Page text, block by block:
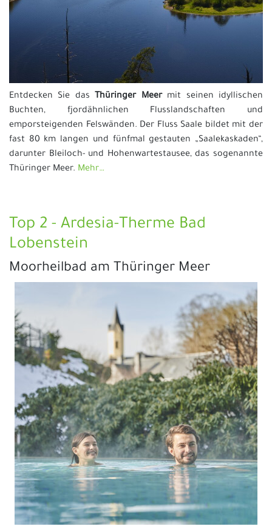
Entdecken Sie das Thüringer Meermit seinen idyllischen
Buchten, fjordähnlichen Flusslandschaften und
emporsteigenden Felswänden. Der Fluss Saale bildet mit der
fast 80 km langen und fünfmal gestauten „Saalekaskaden“,
darunter Bleiloch- und Hohenwartestausee, das sogenannte
Thüringer Meer. Mehr…
Top 2 - Ardesia-Therme Bad
Lobenstein
Moorheilbad am Thüringer Meer